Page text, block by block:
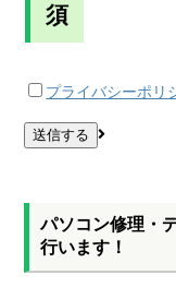
須
プライバシーポリ
パソコン修理・
行います！